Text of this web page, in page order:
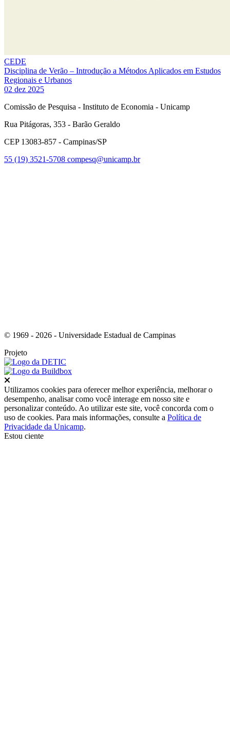
CEDE
Disciplina de Verão – Introdução a Métodos Aplicados em Estudos
Regionais e Urbanos
02 dez 2025
Comissão de Pesquisa - Instituto de Economia - Unicamp
Rua Pitágoras, 353 - Barão Geraldo
CEP 13083-857 - Campinas/SP
55 (19) 3521-5708 compesq@unicamp.br
© 1969 - 2026 - Universidade Estadual de Campinas
Projeto
Utilizamos cookies para oferecer melhor experiência, melhorar o
desempenho, analisar como você interage em nosso site e
personalizar conteúdo. Ao utilizar este site, você concorda com o
uso de cookies. Para mais informações, consulte a Política de
Privacidade da Unicamp.
Estou ciente